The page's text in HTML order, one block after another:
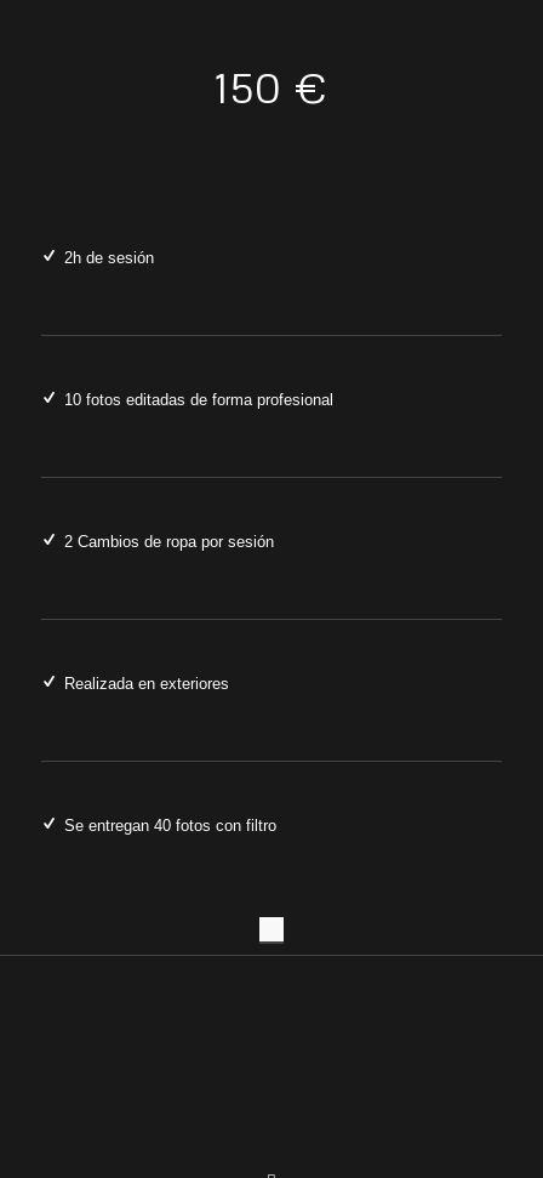
150 €
2h de sesión
10 fotos editadas de forma profesional
2 Cambios de ropa por sesión
Realizada en exteriores
Se entregan 40 fotos con filtro